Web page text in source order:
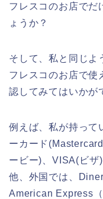
フレスコのお店でだ
ょうか？
そして、私と同じよ
フレスコのお店で使
認してみてはいかが
例えば、私が持って
ーカード
ービー)、VISA(ビザ
他、外国では、
American Express